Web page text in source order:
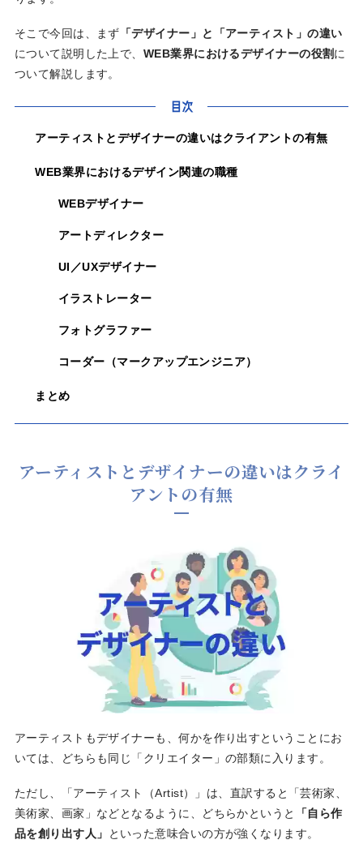
そこで今回は、まず 「デザイナー」と「アーティスト」の違い
について説明した上で、 WEB業界におけるデザイナーの役割に
ついて解説します。
目次
アーティストとデザイナーの違いはクライアントの有無
WEB業界におけるデザイン関連の職種
WEBデザイナー
アートディレクター
UI／UXデザイナー
イラストレーター
フォトグラファー
コーダー（マークアップエンジニア）
まとめ
アーティストとデザイナーの違いはクライ
アントの有無
アーティストもデザイナーも、何かを作り出すということにお
いては、どちらも同じ「クリエイター」の部類に入ります。
ただし、「アーティスト（Artist）」は、直訳すると「芸術家、
美術家、画家」などとなるように、どちらかというと
「自ら作
品を創り出す人」
といった意味合いの方が強くなります。